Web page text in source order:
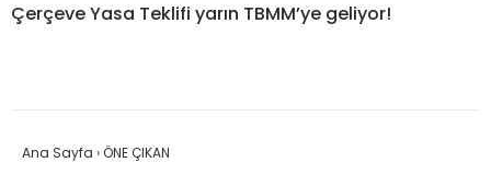
Çerçeve Yasa Teklifi yarın TBMM’ye geliyor!
Ana Sayfa ›ÖNE ÇIKAN